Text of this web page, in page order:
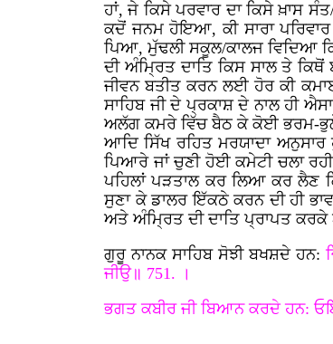
ਹਾਂ, ਜੇ ਕਿਸੇ ਪਰਵਾਰ ਦਾ ਕਿਸੇ ਖ਼ਾਸ
ਕਦੋਂ ਜਨਮ ਹੋਇਆ, ਕੀ ਸਾਰਾ
ਪਿਆ, ਮੁੱਢਲੀ ਸਕੂਲ/ਕਾਲਜ ਵਿਦਿਆ
ਦੀ ਅੰਮ੍ਰਿਤ ਦਾਤਿ ਕਿਸ ਸਾਲ ਤੇ
ਜੀਵਨ ਬਤੀਤ ਕਰਨ ਲਈ ਹੋਰ ਕੀ
ਸਾਹਿਬ ਜੀ ਦੇ ਪ੍ਰਕਾਸ਼ ਦੇ ਨਾਲ ਹੀ
ਅਲੱਗ ਕਮਰੇ ਵਿੱਚ ਬੈਠ ਕੇ ਕੋਈ ਭਰਮ-
ਆਦਿ ਸਿੱਖ ਰਹਿਤ ਮਰਯਾਦਾ
ਪਿਆਰੇ ਜਾਂ ਚੁਣੀ ਹੋਈ ਕਮੇਟੀ ਚਲਾ
ਪਹਿਲਾਂ ਪੜਤਾਲ ਕਰ ਲਿਆ ਕਰ ਲੈਣ
ਸੁਣਾ ਕੇ ਡਾਲਰ ਇੱਕਠੇ ਕਰਨ ਦੀ ਹੀ
ਅਤੇ ਅੰਮ੍ਰਿਤ ਦੀ ਦਾਤਿ ਪ੍ਰਾਪਤ
ਗੁਰੂ ਨਾਨਕ ਸਾਹਿਬ ਸੋਝੀ ਬਖਸ਼ਦੇ ਹਨ:
ਜੀਉ॥ 751. ।
ਭਗਤ ਕਬੀਰ ਜੀ ਬਿਆਨ ਕਰਦੇ ਹਨ: